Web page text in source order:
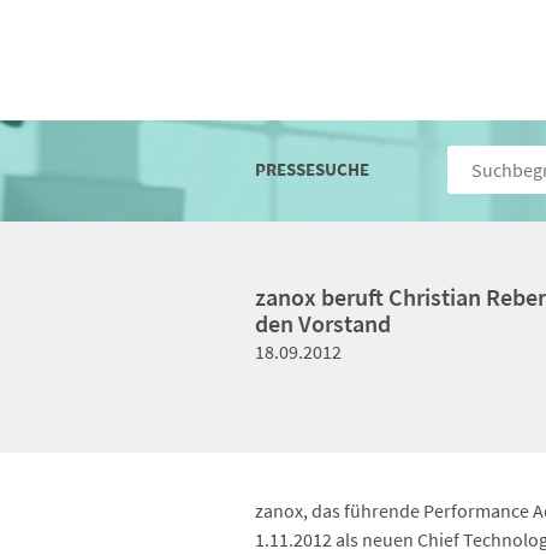
PRESSESUCHE
zanox beruft Christian
den Vorstand
18.09.2012
zanox, das führende Performance
1.11.2012 als neuen Chief